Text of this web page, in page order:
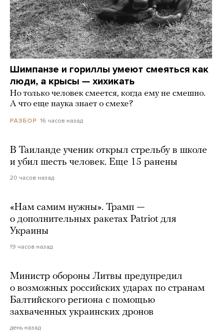
Шимпанзе и гориллы умеют смеяться как
люди, а крысы — хихикать
Но только человек смеется, когда ему не смешно.
А что еще наука знает о смехе?
РАЗБОР 16 часов назад
В Таиланде ученик открыл стрельбу в школе
и убил шесть человек. Еще 15 ранены
20 часов назад
«Нам самим нужны». Трамп —
о дополнительных ракетах Patriot для
Украины
19 часов назад
Министр обороны Литвы предупредил
о возможных российских ударах по странам
Балтийского региона с помощью
захваченных украинских дронов
день назад